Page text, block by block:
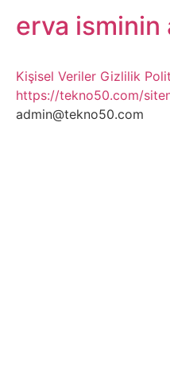
Belgesel
Bilgisayar
erva isminin
Kişisel Veriler Gizlilik
https://tekno50.com/
admin@tekno50.com